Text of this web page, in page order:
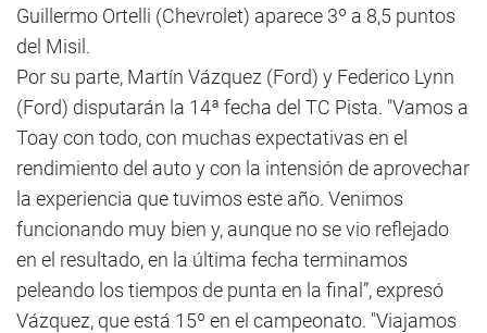
Guillermo Ortelli (Chevrolet) aparece 3º a 8,5 puntos
del Misil.
Por su parte, Martín Vázquez (Ford) y Federico Lynn
(Ford) disputarán la 14ª fecha del TC Pista. "Vamos a
Toay con todo, con muchas expectativas en el
rendimiento del auto y con la intensión de aprovechar
la experiencia que tuvimos este año. Venimos
funcionando muy bien y, aunque no se vio reflejado
en el resultado, en la última fecha terminamos
peleando los tiempos de punta en la final”, expresó
Vázquez, que está 15º en el campeonato. "Viajamos